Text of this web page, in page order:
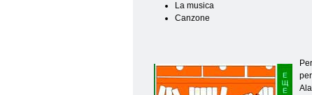
La musica
Canzone